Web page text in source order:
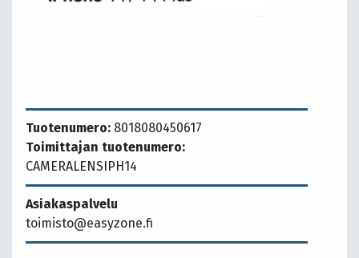
Tuotenumero: 8018080450617
Toimittajan tuotenumero:
CAMERALENSIPH14
Asiakaspalvelu
toimisto@easyzone.fi